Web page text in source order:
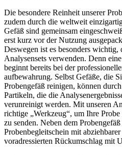
Die besondere Reinheit unserer
zudem durch die weltweit
Gefäß sind gemeinsam
erst kurz vor der Nutzung
Deswegen ist es besonders wichtig,
Analysensets verwenden. Denn
beginnt bereits bei der
aufbewahrung. Selbst Gefäße, die
Probengefäß reinigen, können
Partikeln, die die
verunreinigt werden. Mit unseren
richtige „Werkzeug“, um Ihre
zu senden. Neben dem
Probenbegleitschein mit
voradressierten Rückumschlag mit